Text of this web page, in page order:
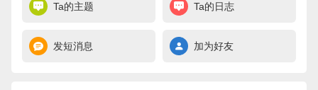
Ta的主题 Ta的日志
发短消息 加为好友